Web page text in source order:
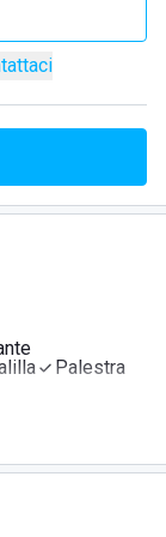
Palestra